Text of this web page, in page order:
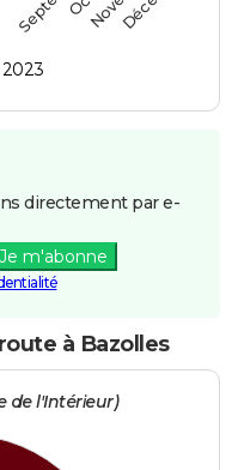
2023
directement par e-
Je m'abonne
à Bazolles
de l'Intérieur)